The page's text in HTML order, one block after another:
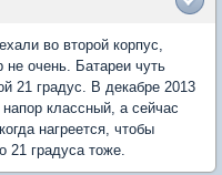
во второй корпус,
очень. Батареи чуть
21 градус. В декабре 2013
классный, а сейчас
нагреется, чтобы
21 градуса тоже.